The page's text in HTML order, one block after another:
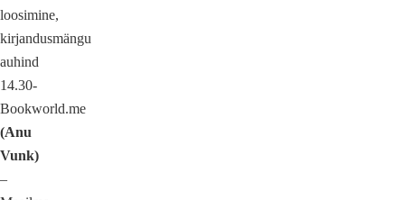
loosimine,
kirjandusmängu
auhind
14.30-
Bookworld.me
(Anu
Vunk)
–